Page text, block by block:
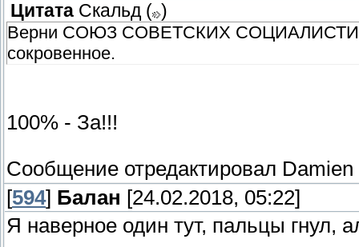
Цитата Скальд ( )
Верни СОЮЗ СОВЕТСКИХ
сокровенное.
100% - За!!!
Сообщение отредактировал Damien
[594] Балан [24.02.2018, 05:22]
Я наверное один тут, пальцы гнул,